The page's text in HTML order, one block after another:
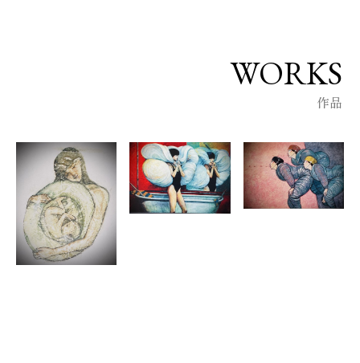
【公募展】
1982年
・5月 名古屋市博物館「中部新制作絵画展」賞候補
1983年
WORKS
作品